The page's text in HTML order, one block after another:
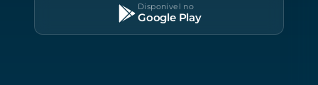
Disponível no
Google Play